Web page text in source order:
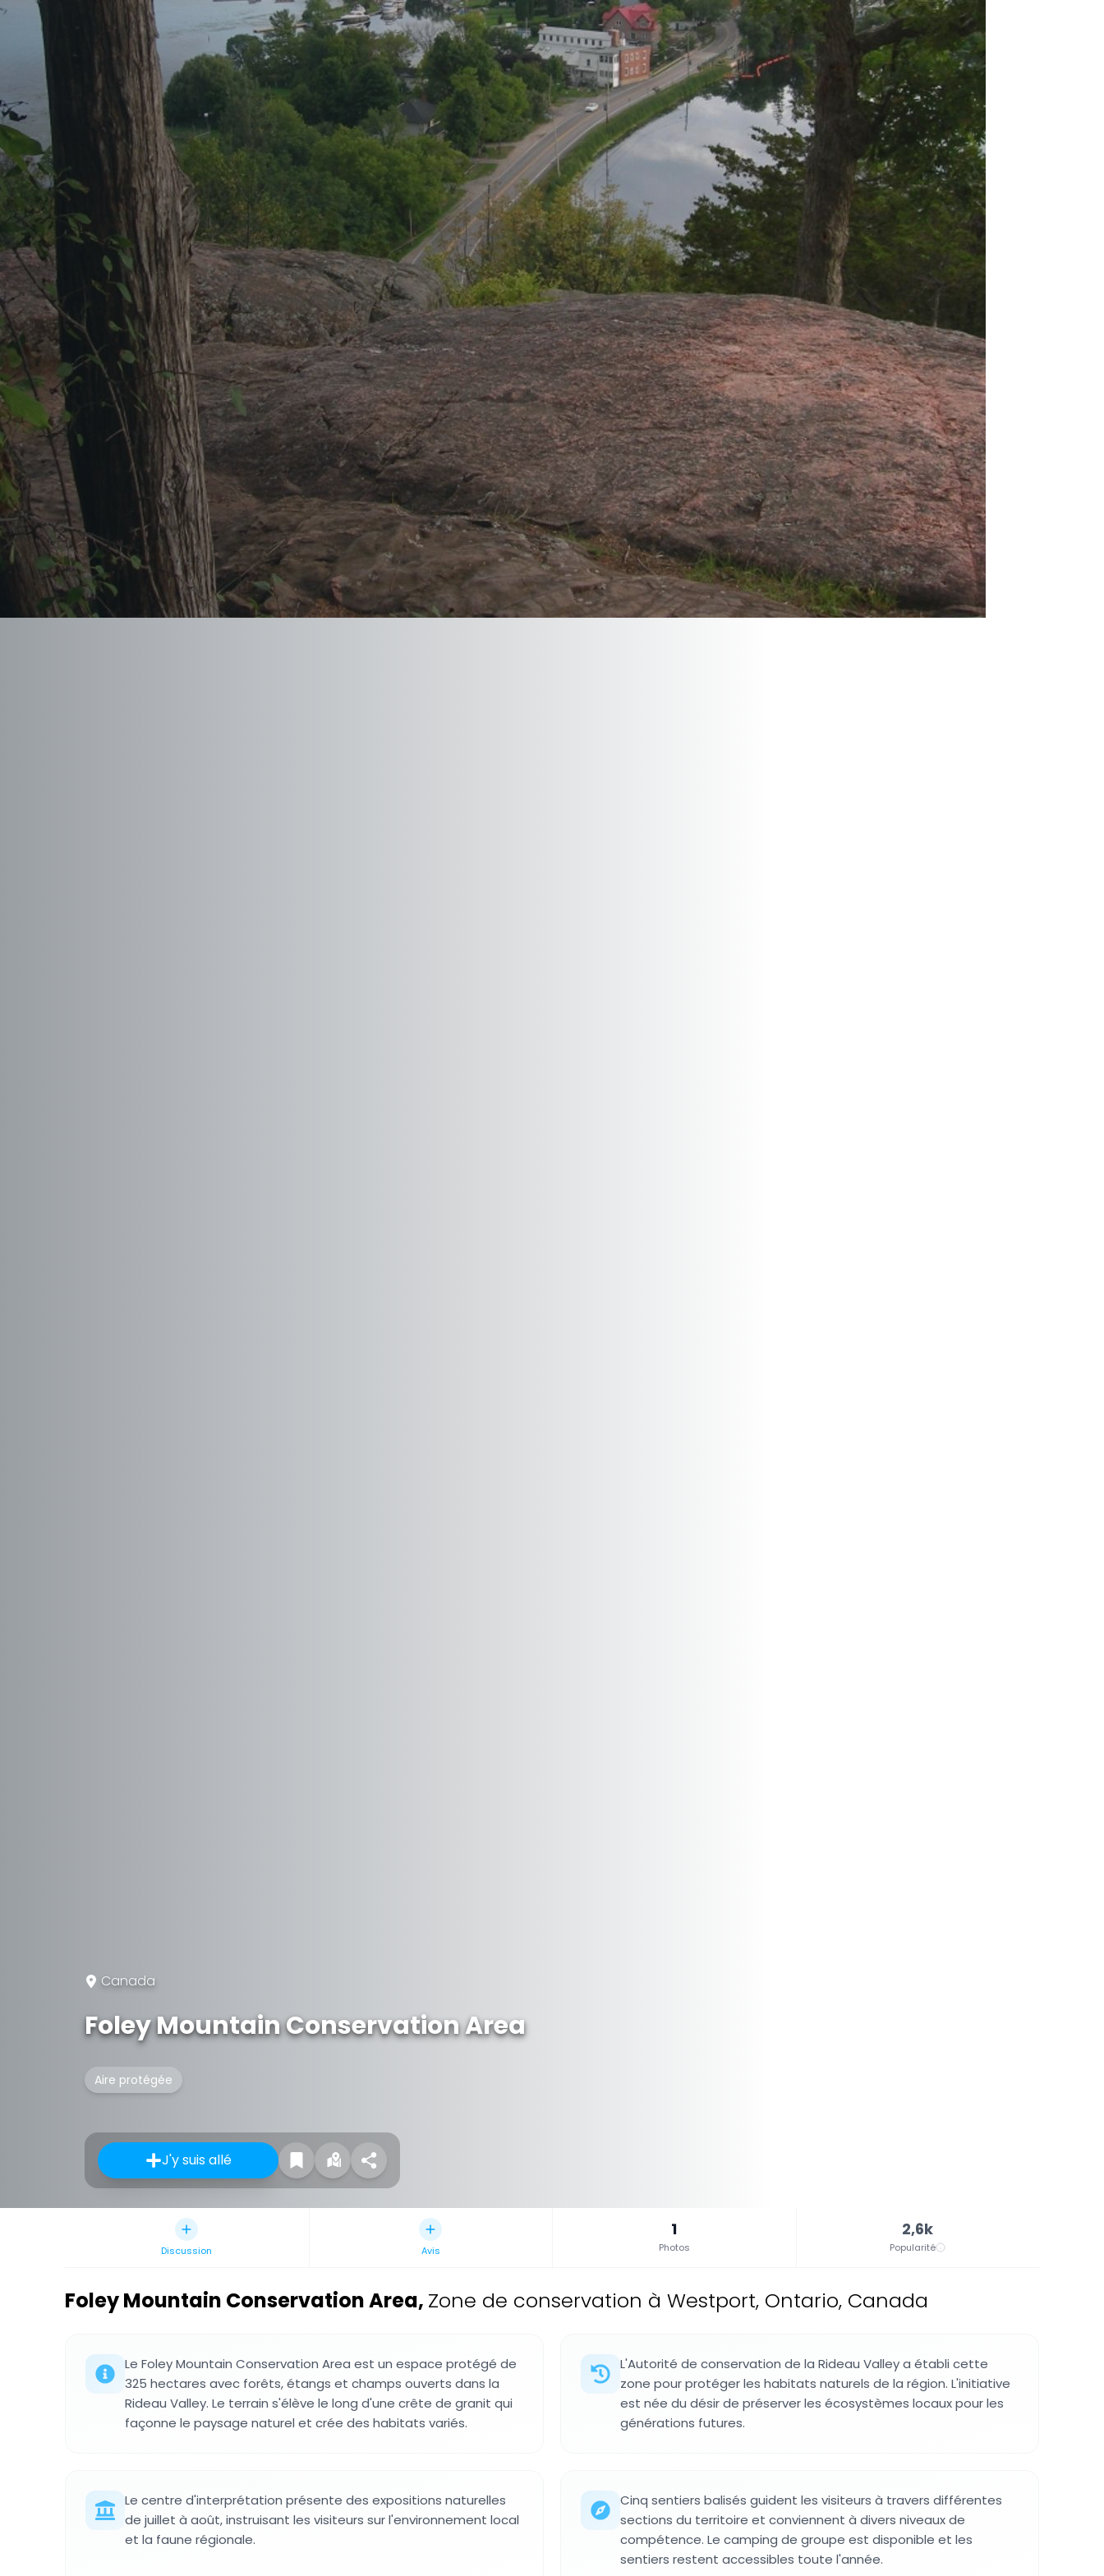
Canada
Foley Mountain Conservation Area
Aire protégée
J'y suis allé
Discussion Avis
1
Photos
2,6k
Popularité
Foley Mountain Conservation Area, Zone de conservation à Westport, Ontario, Canada
Le Foley Mountain Conservation Area est un espace protégé de
325 hectares avec forêts, étangs et champs ouverts dans la
Rideau Valley. Le terrain s'élève le long d'une crête de granit qui
façonne le paysage naturel et crée des habitats variés.
L'Autorité de conservation de la Rideau Valley a établi cette
zone pour protéger les habitats naturels de la région. L'initiative
est née du désir de préserver les écosystèmes locaux pour les
générations futures.
Le centre d'interprétation présente des expositions naturelles
de juillet à août, instruisant les visiteurs sur l'environnement local
et la faune régionale.
Cinq sentiers balisés guident les visiteurs à travers différentes
sections du territoire et conviennent à divers niveaux de
compétence. Le camping de groupe est disponible et les
sentiers restent accessibles toute l'année.